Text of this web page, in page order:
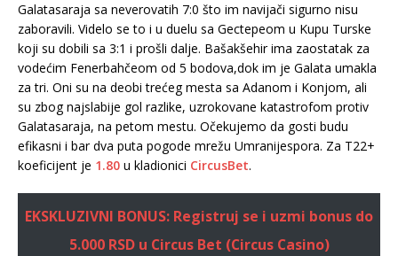
Galatasaraja sa neverovatih 7:0 što im navijači sigurno nisu
zaboravili. Videlo se to i u duelu sa Gectepeom u Kupu Turske
koji su dobili sa 3:1 i prošli dalje. Bašakšehir ima zaostatak za
vodećim Fenerbahčeom od 5 bodova,dok im je Galata umakla
za tri. Oni su na deobi trećeg mesta sa Adanom i Konjom, ali
su zbog najslabije gol razlike, uzrokovane katastrofom protiv
Galatasaraja, na petom mestu. Očekujemo da gosti budu
efikasni i bar dva puta pogode mrežu Umranijespora. Za T22+
koeficijent je 1.80 u kladionici CircusBet.
EKSKLUZIVNI BONUS: Registruj se i uzmi bonus do
5.000 RSD u Circus Bet (Circus Casino)